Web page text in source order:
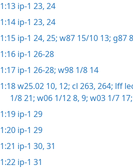
1:13 ip-1 23, 24
1:14 ip-1 23, 24
1:15 ip-1 24, 25; w87 15/10 13; g87
1:16 ip-1 26-28
1:17 ip-1 26-28; w98 1/8 14
1:18w25.02 10, 12; cl 263, 264; lff
1/8 21; w06 1/12 8, 9; w03 1/7 17;
1:19 ip-1 29
1:20 ip-1 29
1:21 ip-1 30, 31
1:22 ip-1 31